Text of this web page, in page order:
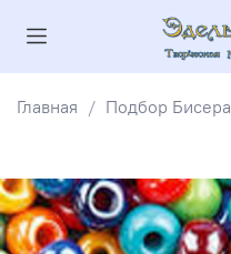
Главная Подбор Бисера